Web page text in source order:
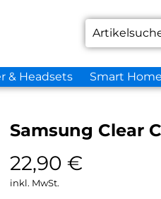
& Headsets Smart
Samsung Clear
22,90 €
inkl. MwSt.